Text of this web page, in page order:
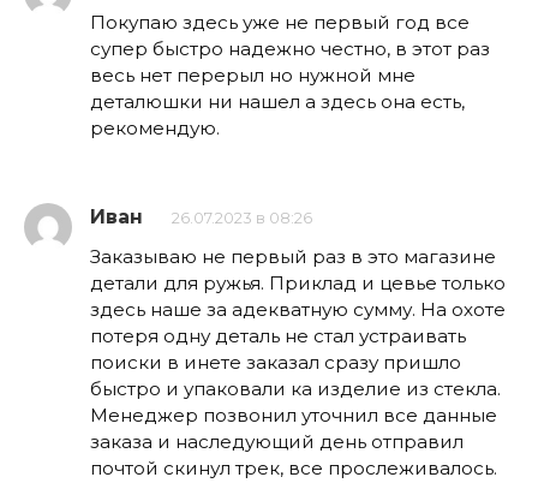
Покупаю здесь уже не первый год все
супер быстро надежно честно, в этот раз
весь нет перерыл но нужной мне
деталюшки ни нашел а здесь она есть,
рекомендую.
Иван 26.07.2023 в 08:26
Заказываю не первый раз в это магазине
детали для ружья. Приклад и цевье только
здесь наше за адекватную сумму. На охоте
потеря одну деталь не стал устраивать
поиски в инете заказал сразу пришло
быстро и упаковали ка изделие из стекла.
Менеджер позвонил уточнил все данные
заказа и наследующий день отправил
почтой скинул трек, все прослеживалось.